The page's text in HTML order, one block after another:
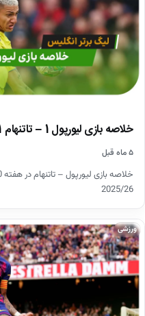
خلاصه بازی لیورپول 1 – تاتنهام 1 (لیگ برتر انگلیس)
۵ ماه قبل
2025/26
ورزشی